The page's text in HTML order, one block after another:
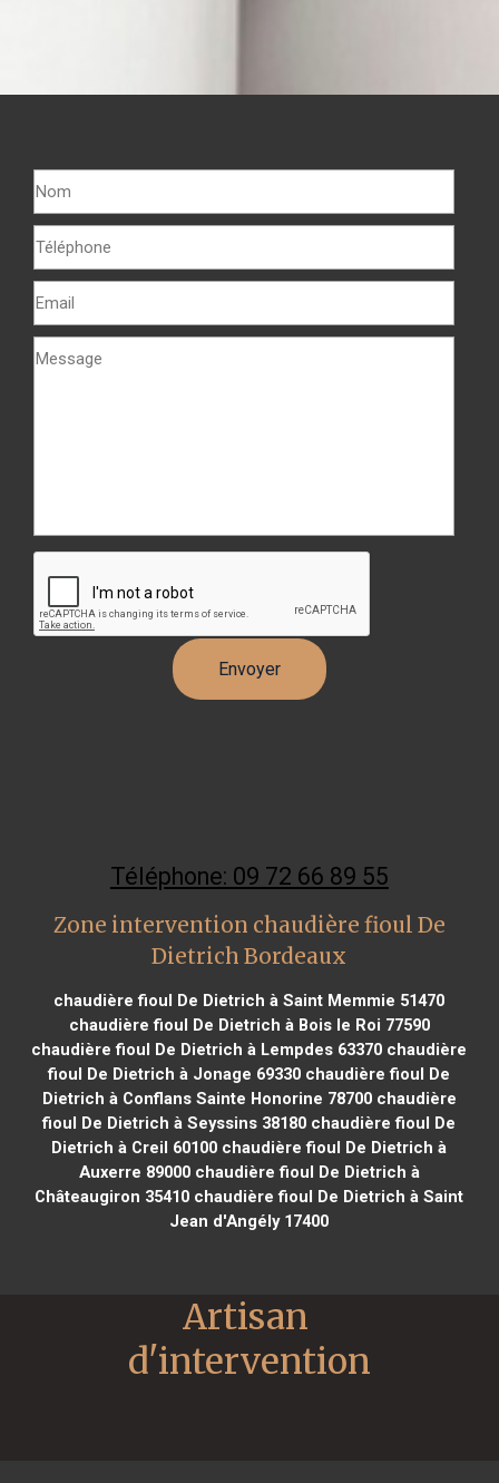
Téléphone: 09 72 66 89 55
Zone intervention chaudière fioul De
Dietrich Bordeaux
chaudière fioul De Dietrich à Saint Memmie 51470
chaudière fioul De Dietrich à Bois le Roi 77590
chaudière fioul De Dietrich à Lempdes 63370 chaudière
fioul De Dietrich à Jonage 69330 chaudière fioul De
Dietrich à Conflans Sainte Honorine 78700chaudière
fioul De Dietrich à Seyssins 38180 chaudière fioul De
Dietrich à Creil 60100 chaudière fioul De Dietrich à
Auxerre 89000chaudière fioul De Dietrich à
Châteaugiron 35410 chaudière fioul De Dietrich à Saint
Jean d'Angély 17400
Artisan
d'intervention